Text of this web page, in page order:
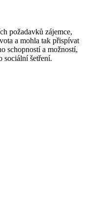
požadavků zájemce,
a mohla tak přispívat
schopností a možností,
sociální šetření.